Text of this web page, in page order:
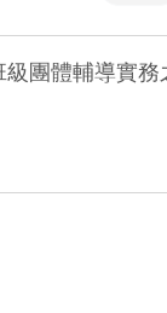
團體輔導實務